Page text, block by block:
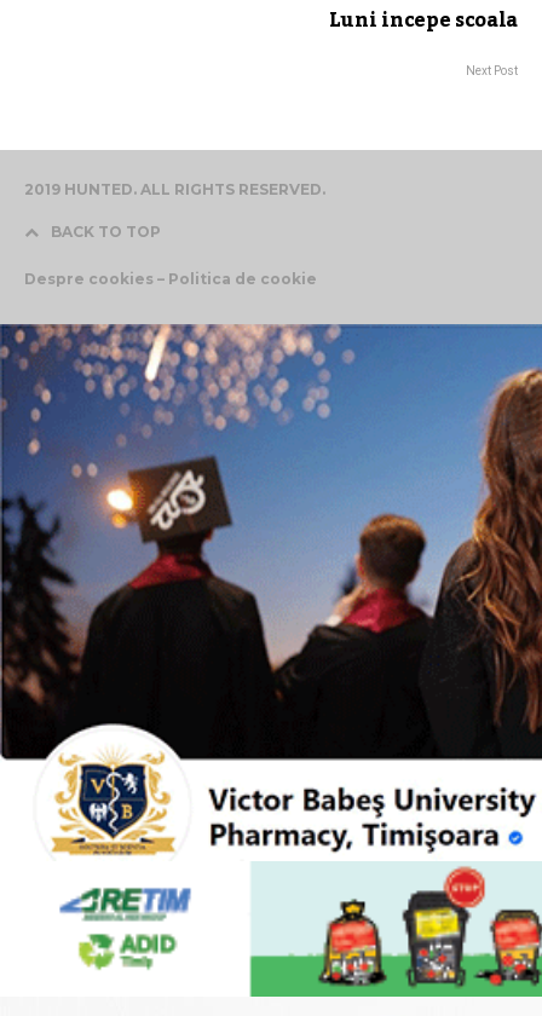
Luni incepe scoala
Next Post
2019 HUNTED. ALL RIGHTS RESERVED.
BACK TO TOP
Despre cookies – Politica de cookie